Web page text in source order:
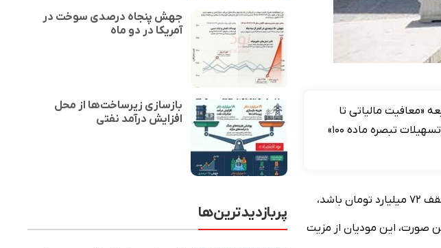
«معافیت مالیاتی تا
سقف ۶۰ میلیارد تومان»، تاکید کرد: موضوع برداشت اشتباه خبرگزاری ایسنا از سقف بهره‌مندی از «تسهیلات تبصره ماده ۱۰۰»
سازمان امور مالیاتی کشور شفاف‌سازی کرد: برای سال ۱۴۰۵، مشاغلی که مجموع فروش سالانه آنها تا سقف ۷۲ میلیارد تومان باشد،
استفاده کنند؛ در این صورت، این مودیان از مزیت
جهش پنجاه درصدی سوخت در
آمریکا در دو ماه
بازسازی زیرساخت‌ها از محل
افزایش درآمد نفتی
پربازدیدترین‌ها